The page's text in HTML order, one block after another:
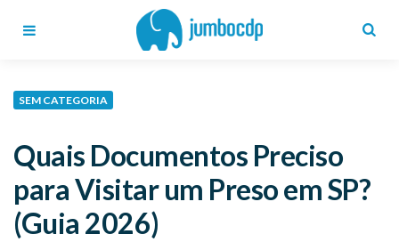
SEM CATEGORIA
Quais Documentos Preciso
para Visitar um Preso em SP?
(Guia 2026)